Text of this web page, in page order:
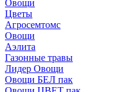
Овощи
Цветы
Агросемтомс
Овощи
Аэлита
Газонные травы
Лидер Овощи
Овощи БЕЛ пак